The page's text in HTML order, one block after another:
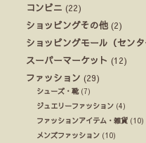
コンビニ (22)
ショッピングその他 (2)
ショッピングモール（センタ
スーパーマーケット (12)
ファッション (29)
シューズ・靴(7)
ジュエリーファッション (4)
ファッションアイテム・雑貨 (10)
メンズファッション (10)